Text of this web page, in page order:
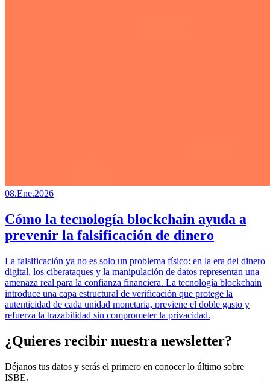
08.Ene.2026
Cómo la tecnología blockchain ayuda a
prevenir la falsificación de dinero
La falsificación ya no es solo un problema físico: en la era del dinero
digital, los ciberataques y la manipulación de datos representan una
amenaza real para la confianza financiera. La tecnología blockchain
introduce una capa estructural de verificación que protege la
autenticidad de cada unidad monetaria, previene el doble gasto y
refuerza la trazabilidad sin comprometer la privacidad.
¿Quieres recibir nuestra newsletter?
Déjanos tus datos y serás el primero en conocer lo último sobre
ISBE.